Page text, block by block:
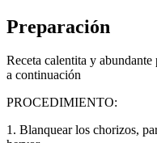
Preparación
Receta calentita y
a continuación
PROCEDIMIENTO:
1. Blanquear los chorizos,